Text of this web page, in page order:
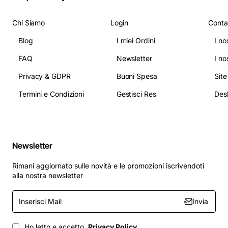
Chi Siamo
Blog
FAQ
Privacy & GDPR
Termini e Condizioni
Login
I miei Ordini
Newsletter
Buoni Spesa
Gestisci Resi
I
I
Newsletter
Rimani aggiornato sulle novità e le promozioni iscrivendoti
alla nostra newsletter
Inserisci
Mail
Invia